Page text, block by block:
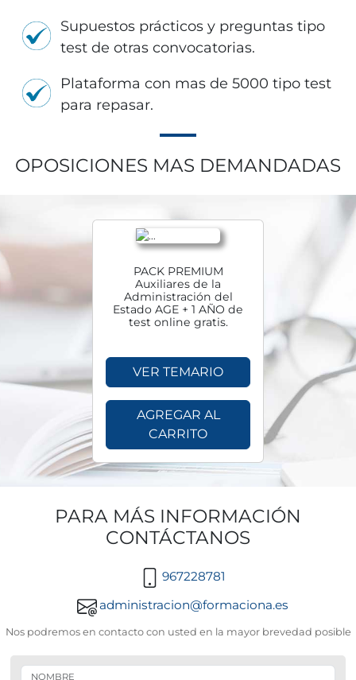
Supuestos prácticos y preguntas tipo
test de otras convocatorias.
Plataforma con mas de 5000 tipo test
para repasar.
OPOSICIONES MAS DEMANDADAS
PACK PREMIUM
Auxiliares de la
Administración del
Estado AGE + 1 AÑO de
test online gratis.
VER TEMARIO
AGREGAR AL
CARRITO
PARA MÁS INFORMACIÓN
CONTÁCTANOS
967228781
administracion@formaciona.es
Nos podremos en contacto con usted en la mayor brevedad posible